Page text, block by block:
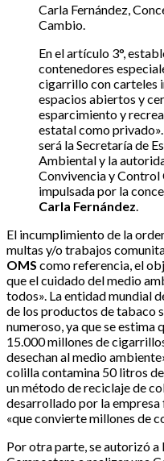
Carla Fernández,
Cambio.
En el artículo 3°,
contenedores
cigarrillo con carteles
espacios abiertos y
esparcimiento y
estatal como
será la Secretaría de
Ambiental y la
Convivencia y Control
impulsada por la
Carla Fernández
El incumplimiento de la
multas y/o trabajos
OMS como referencia, el
que el cuidado del medio
todos». La entidad mundial
de los productos de tabaco
numeroso, ya que se estima
15.000 millones de
desechan al medio
colilla contamina 50 litros
un método de reciclaje de
desarrollado por la
«que convierte millones de
Por otra parte, se autorizó